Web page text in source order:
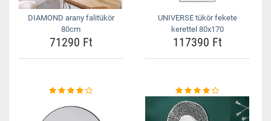
DIAMOND arany falitükör
80cm
71290 Ft
UNIVERSE tükör fekete
kerettel 80x170
117390 Ft